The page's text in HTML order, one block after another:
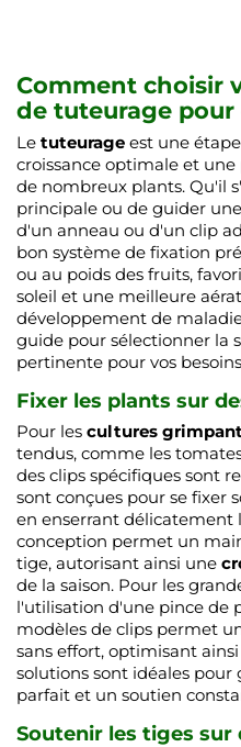
Comment choisir
de tuteurage pour
Le tuteurage est une
croissance optimale et
de nombreux plants. Qu'il
principale ou de guider
d'un anneau ou d'un clip
bon système de fixation
ou au poids des fruits,
soleil et une meilleure
développement de
guide pour sélectionner la
pertinente pour vos
Fixer les plants sur
Pour les cultures
tendus, comme les
des clips spécifiques sont
sont conçues pour se fixer
en enserrant délicatement
conception permet un
tige, autorisant ainsi une
de la saison. Pour les
l'utilisation d'une pince de
modèles de clips permet
sans effort, optimisant
solutions sont idéales
parfait et un soutien
Soutenir les tiges